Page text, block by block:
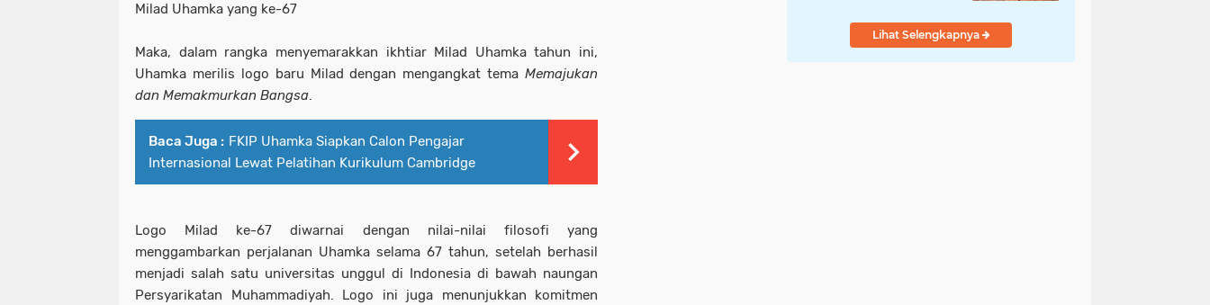
Milad Uhamka yang ke-67
Maka, dalam rangka menyemarakkan ikhtiar Milad Uhamka tahun ini,
Uhamka merilis logo baru Milad dengan mengangkat tema Memajukan
dan Memakmurkan Bangsa.
Baca Juga : FKIP Uhamka Siapkan Calon Pengajar
Internasional Lewat Pelatihan Kurikulum Cambridge
Logo Milad ke-67 diwarnai dengan nilai-nilai filosofi yang
menggambarkan perjalanan Uhamka selama 67 tahun, setelah berhasil
menjadi salah satu universitas unggul di Indonesia di bawah naungan
Persyarikatan Muhammadiyah. Logo ini juga menunjukkan komitmen
Lihat Selengkapnya